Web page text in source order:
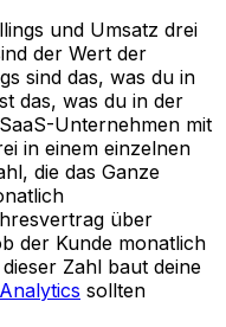
und Umsatz drei
der Wert der
sind das, was du in
das, was du in der
Unternehmen mit
in einem einzelnen
die das Ganze
über
der Kunde monatlich
Zahl baut deine
sollten